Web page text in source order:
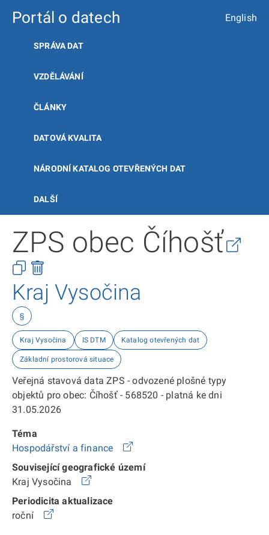
Portál o datech English
SPRÁVA DAT
VZDĚLÁVÁNÍ
ČLÁNKY
DATOVÁ KVALITA
NÁRODNÍ KATALOG OTEVŘENÝCH DAT
DALŠÍ
ZPS obec Číhošť
Kraj Vysočina
§
Kraj Vysočina IS DTM Katalog otevřených dat
Základní prostorová situace
Veřejná stavová data ZPS - odvozené plošné typy
objektů pro obec: Číhošť - 568520 - platná ke dni
31.05.2026
Téma
Hospodářství a finance
Související geografické území
Kraj Vysočina
Periodicita aktualizace
roční